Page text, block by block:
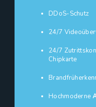
DDoS-Schutz
24/7
24/7
Chipkarte
Hochmoderne